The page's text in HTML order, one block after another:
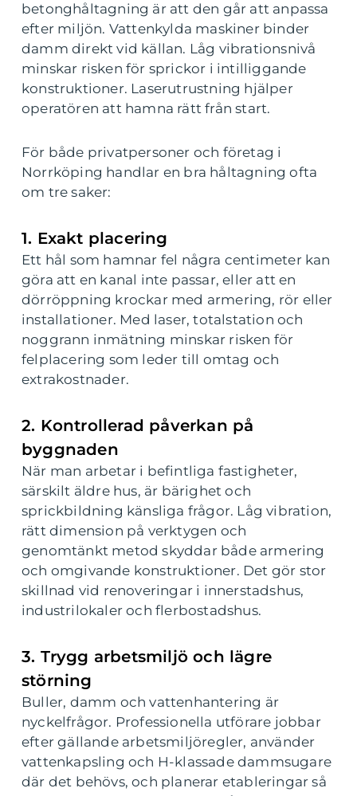
betonghåltagning är att den går att anpassa
efter miljön. Vattenkylda maskiner binder
damm direkt vid källan. Låg vibrationsnivå
minskar risken för sprickor i intilliggande
konstruktioner. Laserutrustning hjälper
operatören att hamna rätt från start.
För både privatpersoner och företag i
Norrköping handlar en bra håltagning ofta
om tre saker:
1. Exakt placering
Ett hål som hamnar fel några centimeter kan
göra att en kanal inte passar, eller att en
dörröppning krockar med armering, rör eller
installationer. Med laser, totalstation och
noggrann inmätning minskar risken för
felplacering som leder till omtag och
extrakostnader.
2. Kontrollerad påverkan på
byggnaden
När man arbetar i befintliga fastigheter,
särskilt äldre hus, är bärighet och
sprickbildning känsliga frågor. Låg vibration,
rätt dimension på verktygen och
genomtänkt metod skyddar både armering
och omgivande konstruktioner. Det gör stor
skillnad vid renoveringar i innerstadshus,
industrilokaler och flerbostadshus.
3. Trygg arbetsmiljö och lägre
störning
Buller, damm och vattenhantering är
nyckelfrågor. Professionella utförare jobbar
efter gällande arbetsmiljöregler, använder
vattenkapsling och H-klassade dammsugare
där det behövs, och planerar etableringar så